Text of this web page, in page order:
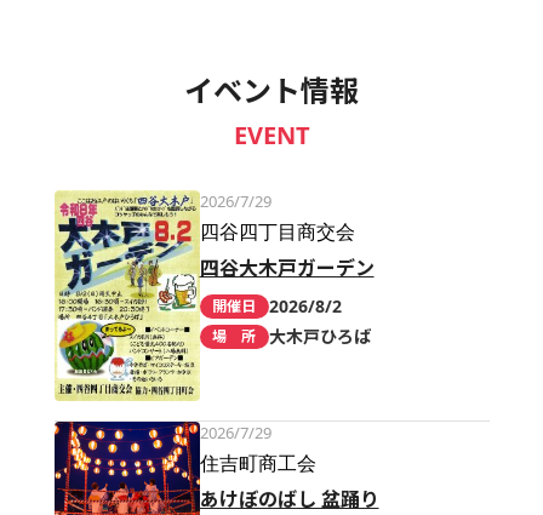
イベント情報
EVENT
2026/7/29
四谷四丁目商交会
四谷大木戸ガーデン
開催日 2026/8/2
場 所 大木戸ひろば
2026/7/29
住吉町商工会
あけぼのばし 盆踊り